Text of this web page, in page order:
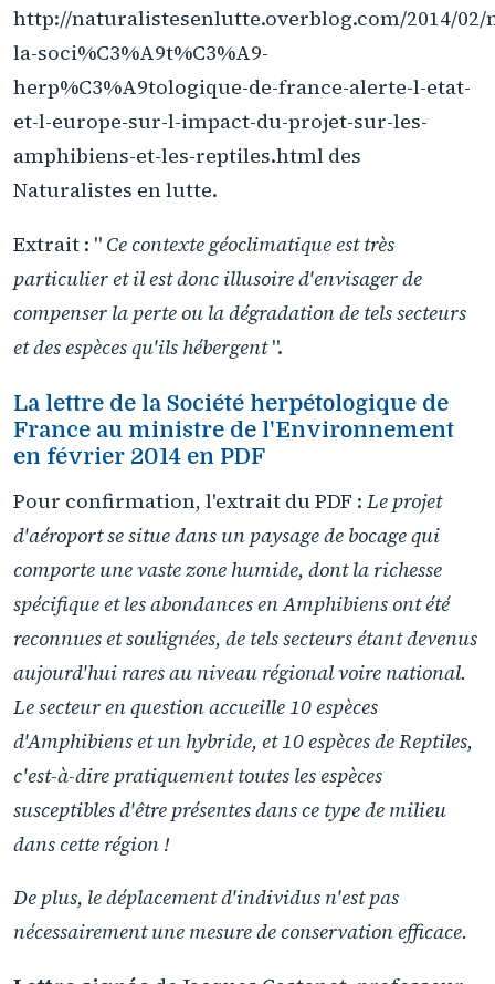
http://naturalistesenlutte.overblog.com/2014/02/
la-soci%C3%A9t%C3%A9-
herp%C3%A9tologique-de-france-alerte-l-etat-
et-l-europe-sur-l-impact-du-projet-sur-les-
amphibiens-et-les-reptiles.html des
Naturalistes en lutte.
Extrait : " Ce contexte géoclimatique est très
particulier et il est donc illusoire d'envisager de
compenser la perte ou la dégradation de tels secteurs
et des espèces qu'ils hébergent".
La lettre de la Société herpétologique de
France au ministre de l'Environnement
en février 2014 en PDF
Pour confirmation, l'extrait du PDF : Le projet
d'aéroport se situe dans un paysage de bocage qui
comporte une vaste zone humide, dont la richesse
spécifique et les abondances en Amphibiens ont été
reconnues et soulignées, de tels secteurs étant devenus
aujourd'hui rares au niveau régional voire national.
Le secteur en question accueille 10 espèces
d'Amphibiens et un hybride, et 10 espèces de Reptiles,
c'est-à-dire pratiquement toutes les espèces
susceptibles d'être présentes dans ce type de milieu
dans cette région !
De plus, le déplacement d'individus n'est pas
nécessairement une mesure de conservation efficace.